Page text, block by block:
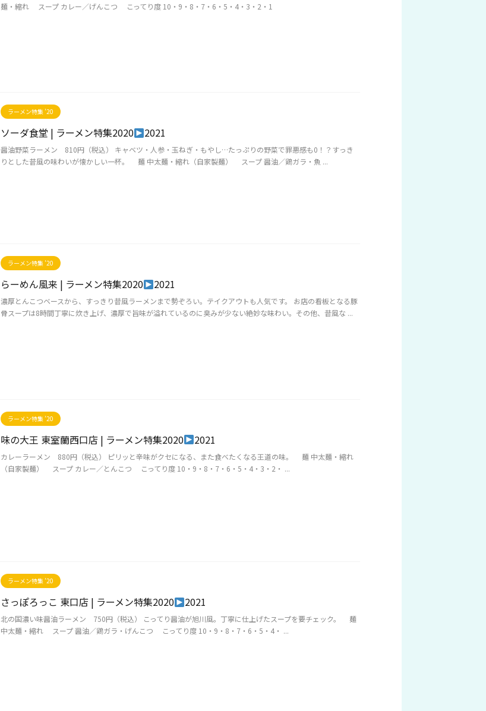
麺・縮れ スープ カレー／げんこつ こってり度 10・9・8・7・6・5・4・3・2・1
ラーメン特集 ’20
ソーダ食堂 | ラーメン特集2020 2021
醤油野菜ラーメン 810円（税込） キャベツ・人参・玉ねぎ・もやし…たっぷりの野菜で罪悪感も0！？すっき
りとした昔風の味わいが懐かしい一杯。 麺 中太麺・縮れ（自家製麺） スープ 醤油／鶏ガラ・魚 ...
ラーメン特集 ’20
らーめん風来 | ラーメン特集2020 2021
濃厚とんこつベースから、すっきり昔風ラーメンまで勢ぞろい。テイクアウトも人気です。 お店の看板となる豚
骨スープは8時間丁寧に炊き上げ、濃厚で旨味が溢れているのに臭みが少ない絶妙な味わい。その他、昔風な ...
ラーメン特集 ’20
味の大王 東室蘭西口店 | ラーメン特集2020 2021
カレーラーメン 880円（税込） ピリッと辛味がクセになる、また食べたくなる王道の味。 麺 中太麺・縮れ
（自家製麺） スープ カレー／とんこつ こってり度 10・9・8・7・6・5・4・3・2・ ...
ラーメン特集 ’20
さっぽろっこ 東口店 | ラーメン特集2020 2021
北の国濃い味醤油ラーメン 750円（税込） こってり醤油が旭川風。丁寧に仕上げたスープを要チェック。 麺
中太麺・縮れ スープ 醤油／鶏ガラ・げんこつ こってり度 10・9・8・7・6・5・4・ ...